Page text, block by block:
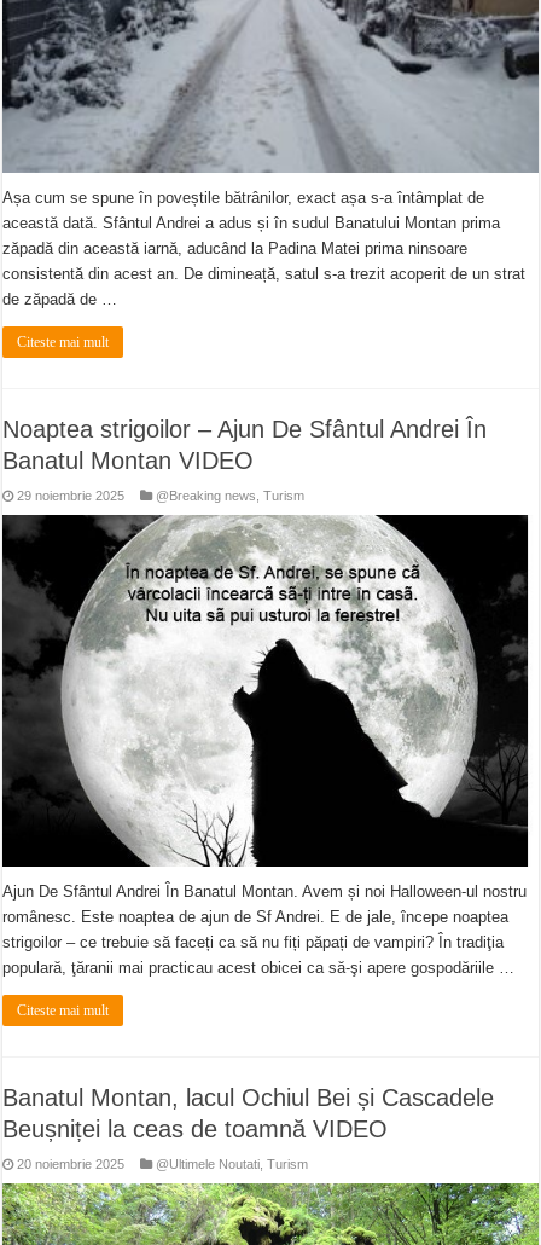
Așa cum se spune în poveștile bătrânilor, exact așa s-a întâmplat de
această dată. Sfântul Andrei a adus și în sudul Banatului Montan prima
zăpadă din această iarnă, aducând la Padina Matei prima ninsoare
consistentă din acest an. De dimineață, satul s-a trezit acoperit de un strat
de zăpadă de …
Citeste mai mult
Noaptea strigoilor – Ajun De Sfântul Andrei În
Banatul Montan VIDEO
29 noiembrie 2025 @Breaking news,Turism
Ajun De Sfântul Andrei În Banatul Montan. Avem și noi Halloween-ul nostru
românesc. Este noaptea de ajun de Sf Andrei. E de jale, începe noaptea
strigoilor – ce trebuie să faceți ca să nu fiți păpați de vampiri? În tradiţia
populară, ţăranii mai practicau acest obicei ca să-şi apere gospodăriile …
Citeste mai mult
Banatul Montan, lacul Ochiul Bei și Cascadele
Beușniței la ceas de toamnă VIDEO
20 noiembrie 2025 @Ultimele Noutati ,Turism